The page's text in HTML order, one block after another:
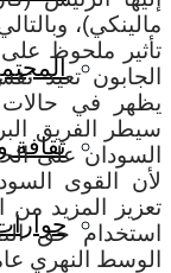
ثقافة
تأثير ملحوظ على
الجابون تعيد
يظهر في
سيطر الفريق
لأن القوى
تعزيز المزيد
استخدام حق
الوسط النهري